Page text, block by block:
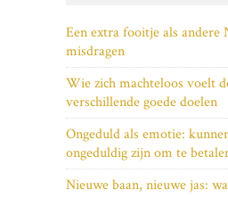
Een extra fooitje als andere
misdragen
Wie zich machteloos voelt
verschillende goede doelen
Ongeduld als emotie:
ongeduldig zijn om te
Nieuwe baan, nieuwe jas: